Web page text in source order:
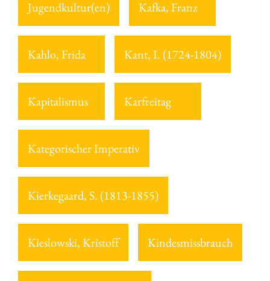
Jugendkultur(en) Kafka, Franz
Kahlo, Frida Kant, I. (1724-1804)
Kapitalismus Karfreitag
Kategorischer Imperativ
Kierkegaard, S. (1813-1855)
Kieslowski, Kristoff Kindesmissbrauch